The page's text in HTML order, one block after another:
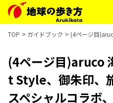
TOP ガイドブック (4ページ目
(4ページ目)aruco
t Style、御朱印、
スペシャルコラボ